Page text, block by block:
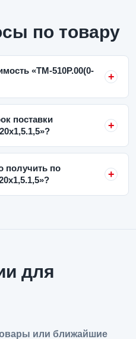
по товару
«ТМ-510Р.00(0-
поставки
получить по
для
или ближайшие